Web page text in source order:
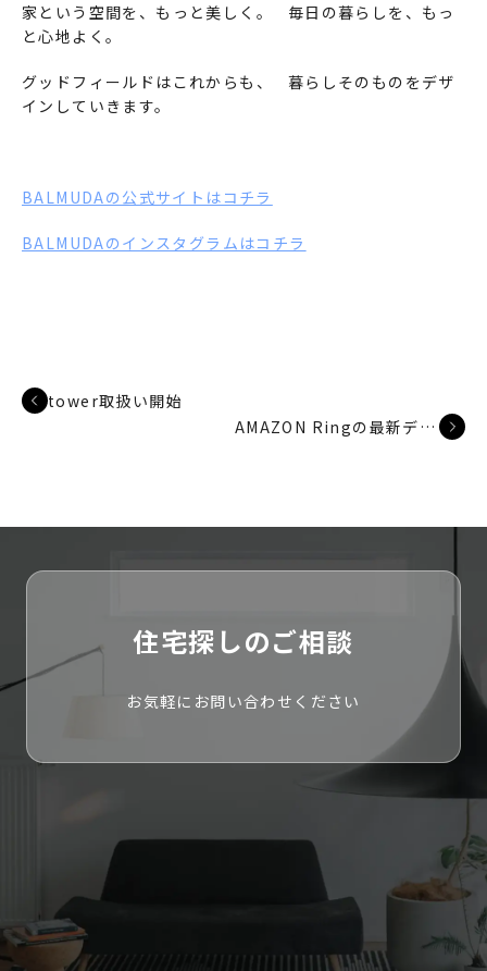
家という空間を、もっと美しく。 毎日の暮らしを、もっ
と心地よく。
グッドフィールドはこれからも、 暮らしそのものをデザ
インしていきます。
BALMUDAの公式サイトはコチラ
BALMUDAのインスタグラムはコチラ
tower取扱い開始
AMAZON Ringの最新デバイスを標準へ
住宅探しのご相談
お気軽にお問い合わせください